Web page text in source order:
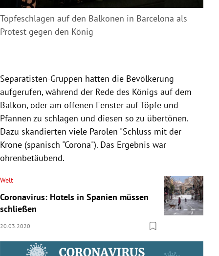
Töpfeschlagen auf den Balkonen in Barcelona als
Protest gegen den König
Separatisten-Gruppen hatten die Bevölkerung
aufgerufen, während der Rede des Königs auf dem
Balkon, oder am offenen Fenster auf Töpfe und
Pfannen zu schlagen und diesen so zu übertönen.
Dazu skandierten viele Parolen "Schluss mit der
Krone (spanisch "Corona"). Das Ergebnis war
ohrenbetäubend.
Welt
Coronavirus: Hotels in Spanien müssen
schließen
20.03.2020